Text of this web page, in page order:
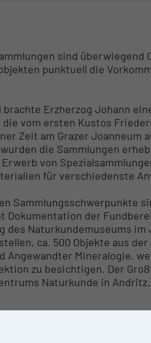
sind überwiegend
punktuell die
brachte Erzherzog Johann
die vom ersten Kustos
Zeit am Grazer Joanneum
die Sammlungen
von
für verschiedenste
Sammlungsschwerpunkte
Dokumentation der
des Naturkundemuseums im
ca. 500 Objekte aus
Mineralogie,
zu besichtigen. Der
Naturkunde in Andritz.